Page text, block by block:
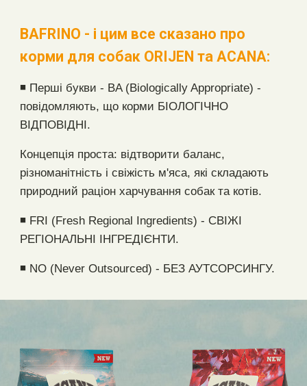
BAFRINO - і цим все сказано про
корми для собак ORIJENтаACANA:
◾ Перші букви - BA (Biologically Appropriate) -
повідомляють, що корми БІОЛОГІЧНО
ВІДПОВІДНІ.
Концепція проста: відтворити баланс,
різноманітність і свіжість м'яса, які складають
природний раціон харчування собак та котів.
◾ FRI (Fresh Regional Ingredients) - СВІЖІ
РЕГІОНАЛЬНІ ІНГРЕДІЄНТИ.​
◾ NO (Never Outsourced) - БЕЗ АУТСОРСИНГУ.